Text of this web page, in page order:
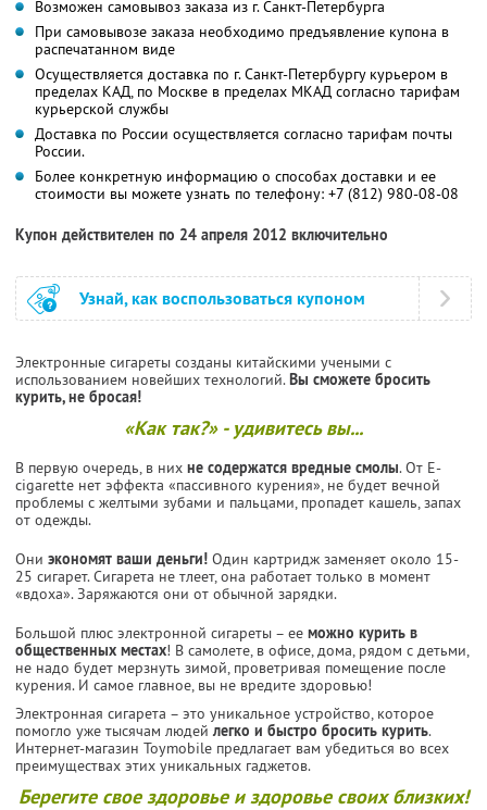
Возможен самовывоз заказа из г. Санкт-Петербурга
При самовывозе заказа необходимо предъявление купона в
распечатанном виде
Осуществляется доставка по г. Санкт-Петербургу курьером в
пределах КАД, по Москве в пределах МКАД согласно тарифам
курьерской службы
Доставка по России осуществляется согласно тарифам почты
России.
Более конкретную информацию о способах доставки и ее
стоимости вы можете узнать по телефону: +7 (812) 980-08-08
Купон действителен по 24 апреля 2012 включительно
Узнай, как воспользоваться купоном
Электронные сигареты созданы китайскими учеными с
использованием новейших технологий.Вы сможете бросить
курить, не бросая!
«Как так?» - удивитесь вы...
В первую очередь, в них не содержатся вредные смолы. От E-
cigarette нет эффекта «пассивного курения», не будет вечной
проблемы с желтыми зубами и пальцами, пропадет кашель, запах
от одежды.
Они экономят ваши деньги! Один картридж заменяет около 15-
25 сигарет. Сигарета не тлеет, она работает только в момент
«вдоха». Заряжаются они от обычной зарядки.
Большой плюс электронной сигареты – ее можно курить в
общественных местах! В самолете, в офисе, дома, рядом с детьми,
не надо будет мерзнуть зимой, проветривая помещение после
курения. И самое главное, вы не вредите здоровью!
Электронная сигарета – это уникальное устройство, которое
помогло уже тысячам людейлегко и быстро бросить курить.
Интернет-магазин Toymobile предлагает вам убедиться во всех
преимуществах этих уникальных гаджетов.
Берегите свое здоровье и здоровье своих близких!